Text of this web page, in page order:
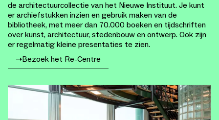
de architectuurcollectie van het Nieuwe Instituut. Je kunt
er archiefstukken inzien en gebruik maken van de
bibliotheek, met meer dan 70.000 boeken en tijdschriften
over kunst, architectuur, stedenbouw en ontwerp. Ook zijn
er regelmatig kleine presentaties te zien.
➝Bezoek het Re-Centre